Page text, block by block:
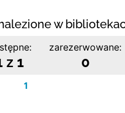
w
z 1
zarezerwowane:
0
1